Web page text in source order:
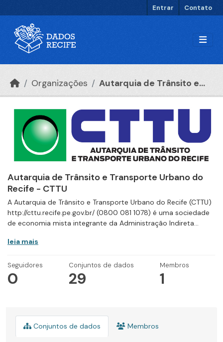
Entrar Contato
Organizações Autarquia de Trânsito e...
Autarquia de Trânsito e Transporte Urbano do
Recife - CTTU
A Autarquia de Trânsito e Transporte Urbano do Recife (CTTU)
http://cttu.recife.pe.gov.br/ (0800 081 1078) é uma sociedade
de economia mista integrante da Administração Indireta...
leia mais
Seguidores
0
Conjuntos de dados
29
Membros
1
Conjuntos de dados Membros